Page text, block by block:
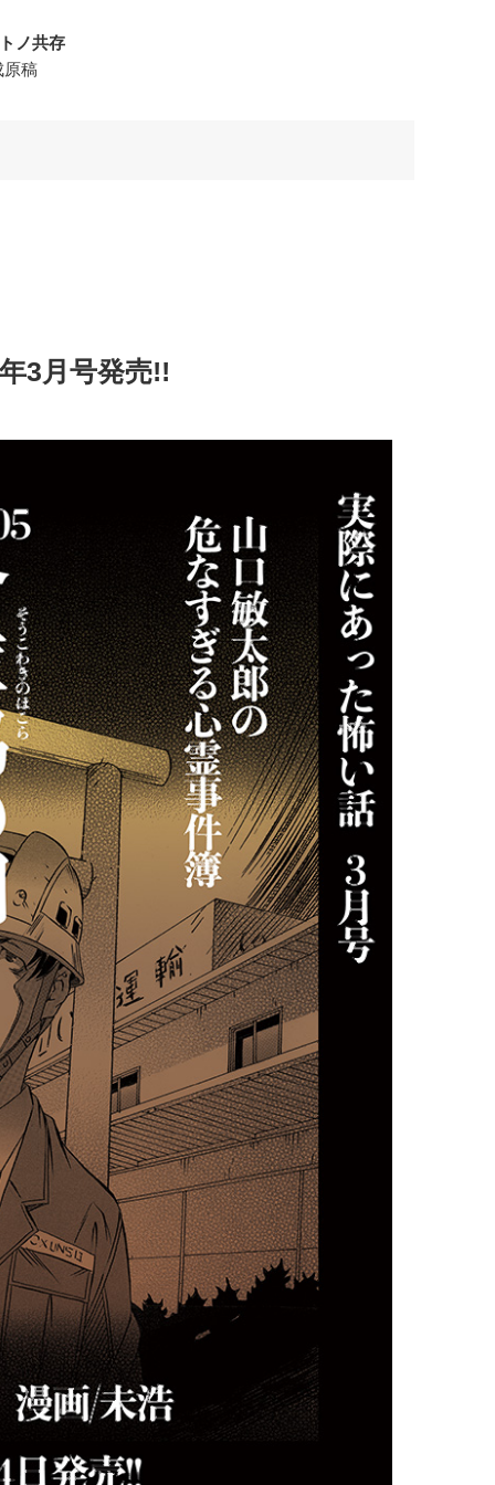
ノ共存
稿
3月号発売!!